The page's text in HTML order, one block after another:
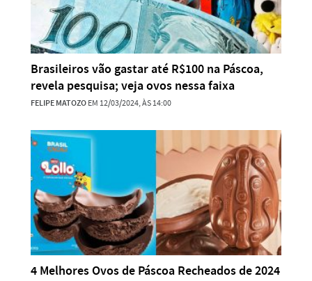
Brasileiros vão gastar até R$100 na Páscoa,
revela pesquisa; veja ovos nessa faixa
FELIPE MATOZOEM 12/03/2024, ÀS 14:00
4 Melhores Ovos de Páscoa Recheados de 2024